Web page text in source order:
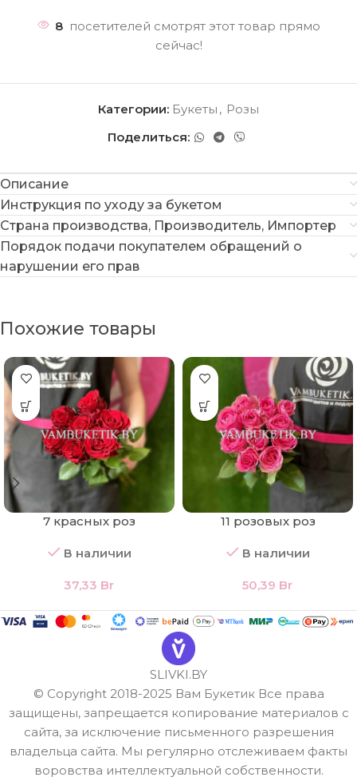
8 посетителей смотрят этот товар прямо
сейчас!
Категории: Букеты , Розы
Поделиться:
Описание
Инструкция по уходу за букетом
Страна производства, Производитель, Импортер
Порядок подачи покупателем обращений о
нарушении его прав
Похожие товары
7 красных роз
В наличии
37,33 Br
11 розовых роз
В наличии
50,39 Br
SLIVKI.BY
© Copyright 2018-2025 Вам Букетик Все права
защищены, запрещается копирование материалов с
сайта, за исключение письменного разрешения
владельца сайта. Мы регулярно отслеживаем факты
воровства интеллектуальной собственности.